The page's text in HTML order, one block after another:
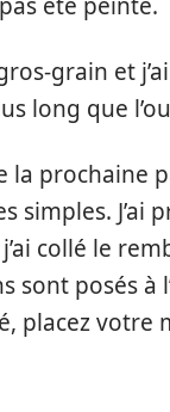
été peinte.
grain et
long que
la prochaine
simples.
collé le
sont posés à
placez